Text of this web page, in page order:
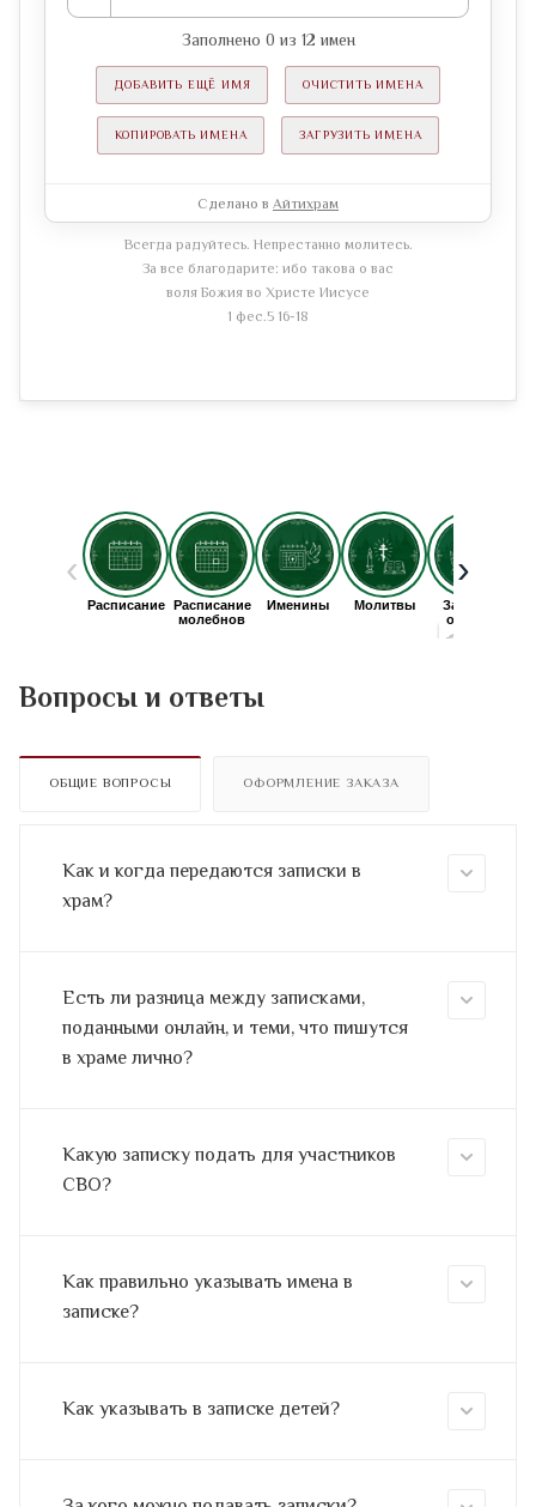
Заполнено 0 из 12 имен
ДОБАВИТЬ ЕЩЁ ИМЯ ОЧИСТИТЬ ИМЕНА
КОПИРОВАТЬ ИМЕНА ЗАГРУЗИТЬ ИМЕНА
Сделано в Айтихрам
Всегда радуйтесь. Непрестанно молитесь.
За все благодарите: ибо такова о вас
воля Божия во Христе Иисусе
1 фес.5 16-18
Вопросы и ответы
ОБЩИЕ ВОПРОСЫ ОФОРМЛЕНИЕ ЗАКАЗА
Как и когда передаются записки в
храм?
Есть ли разница между записками,
поданными онлайн, и теми, что пишутся
в храме лично?
Какую записку подать для участников
СВО?
Как правильно указывать имена в
записке?
Как указывать в записке детей?